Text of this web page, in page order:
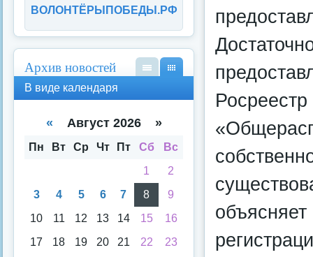
ВОЛОНТЁРЫПОБЕДЫ.РФ
Архив новостей
кал
аря
спи
В виде календаря
« Август 2026 »
Пн Вт Ср Чт Пт Сб
Вс
1
2
3
4 5 6 7 8
9
10
11 12 13 14 15
16
17
18 19 20 21 22 23